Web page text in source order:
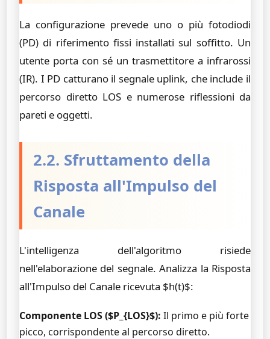
La configurazione prevede uno o più fotodiodi
(PD) di riferimento fissi installati sul soffitto. Un
utente porta con sé un trasmettitore a infrarossi
(IR). I PD catturano il segnale uplink, che include il
percorso diretto LOS e numerose riflessioni da
pareti e oggetti.
2.2. Sfruttamento della
Risposta all'Impulso del
Canale
L'intelligenza dell'algoritmo risiede
nell'elaborazione del segnale. Analizza la Risposta
all'Impulso del Canale ricevuta $h(t)$:
Componente LOS ($P_{LOS}$): Il primo e più forte
picco, corrispondente al percorso diretto.